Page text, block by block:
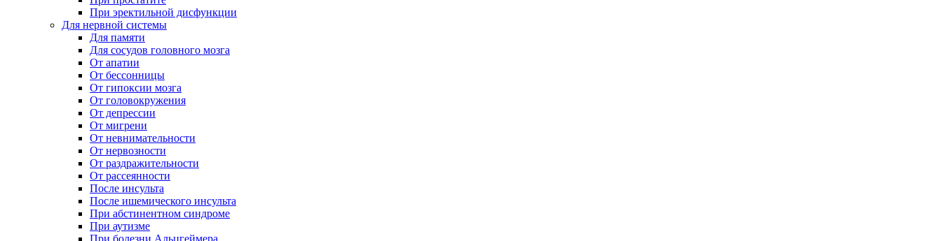
При эректильной дисфункции
Для нервной системы
Для памяти
Для сосудов головного мозга
От апатии
От бессонницы
От гипоксии мозга
От головокружения
От депрессии
От мигрени
От невнимательности
От нервозности
От раздражительности
От рассеянности
После инсульта
После ишемического инсульта
При абстинентном синдроме
При аутизме
При болезни Альцгеймера